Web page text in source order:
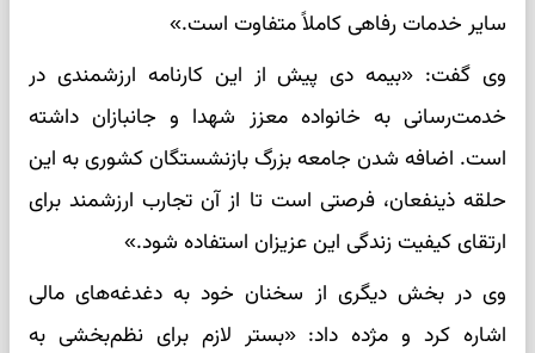
سایر خدمات رفاهی کاملاً متفاوت است.»
وی گفت: «بیمه دی پیش از این کارنامه ارزشمندی در
خدمت‌رسانی به خانواده معزز شهدا و جانبازان داشته
است. اضافه شدن جامعه بزرگ بازنشستگان کشوری به این
حلقه ذینفعان، فرصتی است تا از آن تجارب ارزشمند برای
ارتقای کیفیت زندگی این عزیزان استفاده شود.»
وی در بخش دیگری از سخنان خود به دغدغه‌های مالی
اشاره کرد و مژده داد: «بستر لازم برای نظم‌بخشی به